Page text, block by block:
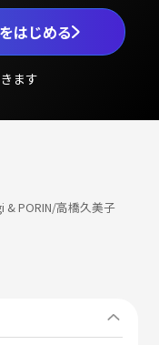
はじめる
ます
& PORIN/高橋久美子